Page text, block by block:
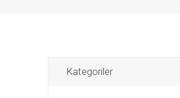
Kategoriler